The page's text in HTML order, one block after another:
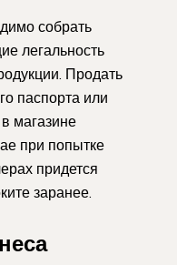
собрать
легальность
Продать
паспорта или
магазине
при попытке
придется
заранее.